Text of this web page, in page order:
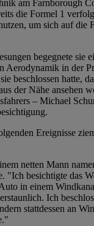
am Farnborough
die Formel 1
um sich auf die
begegnete sie
Aerodynamik in der
beschlossen hatte,
der Nähe ansehen
– Michael
Ereignisse
netten Mann
"Ich besichtigte das
in einem
Ich
stattdessen an